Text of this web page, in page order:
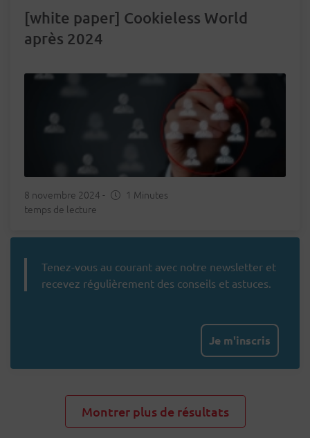
[white paper] Cookieless World
après 2024
8 novembre 2024 -
1 Minutes
temps de lecture
Tenez-vous au courant avec notre newsletter et
recevez régulièrement des conseils et astuces.
Je m'inscris
Montrer plus de résultats